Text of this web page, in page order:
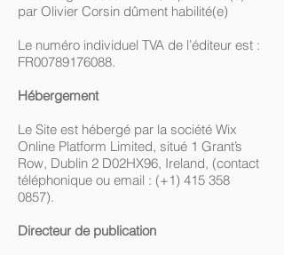
par Olivier Corsin dûment habilité(e)
Le numéro individuel TVA de l’éditeur est :
FR00789176088.
Hébergement
Le Site est hébergé par la société Wix
Online Platform Limited, situé 1 Grant’s
Row, Dublin 2 D02HX96, Ireland, (contact
téléphonique ou email : (+1) 415 358
0857).
Directeur de publication